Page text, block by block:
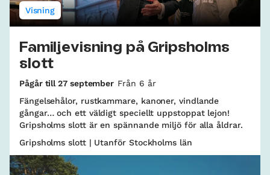
Visning
Familjevisning på Gripsholms
slott
Pågår till 27 september Från 6 år
Fängelsehålor, rustkammare, kanoner, vindlande
gångar… och ett väldigt speciellt uppstoppat lejon!
Gripsholms slott är en spännande miljö för alla åldrar.
Gripsholms slott | Utanför Stockholms län